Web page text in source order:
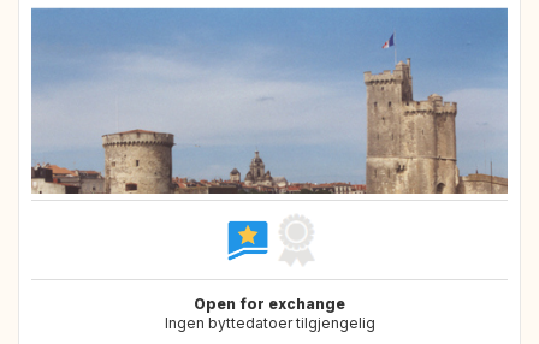
Open for exchange
Ingen byttedatoer tilgjengelig